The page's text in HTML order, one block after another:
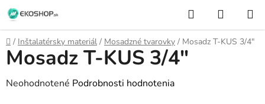
Prejsť
na
obsah
Hľadať
KOŠÍK
Domov
/ Inštalatérsky materiál / Mosadzné tvarovky / Mosadz T-KUS 3/4"
Mosadz T-KUS 3/4"
Priemerné
Neohodnotené Podrobnosti hodnotenia